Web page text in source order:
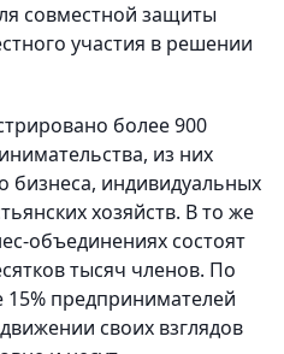
совместной защиты
участия в решении
более 900
из них
бизнеса, индивидуальных
хозяйств. В то же
объединениях состоят
тысяч членов. По
предпринимателей
своих взглядов